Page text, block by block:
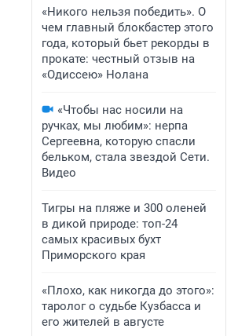
«Никого нельзя победить». О
чем главный блокбастер этого
года, который бьет рекорды в
прокате: честный отзыв на
«Одиссею» Нолана
«Чтобы нас носили на
ручках, мы любим»: нерпа
Сергеевна, которую спасли
бельком, стала звездой Сети.
Видео
Тигры на пляже и 300 оленей
в дикой природе: топ-24
самых красивых бухт
Приморского края
«Плохо, как никогда до этого»:
таролог о судьбе Кузбасса и
его жителей в августе